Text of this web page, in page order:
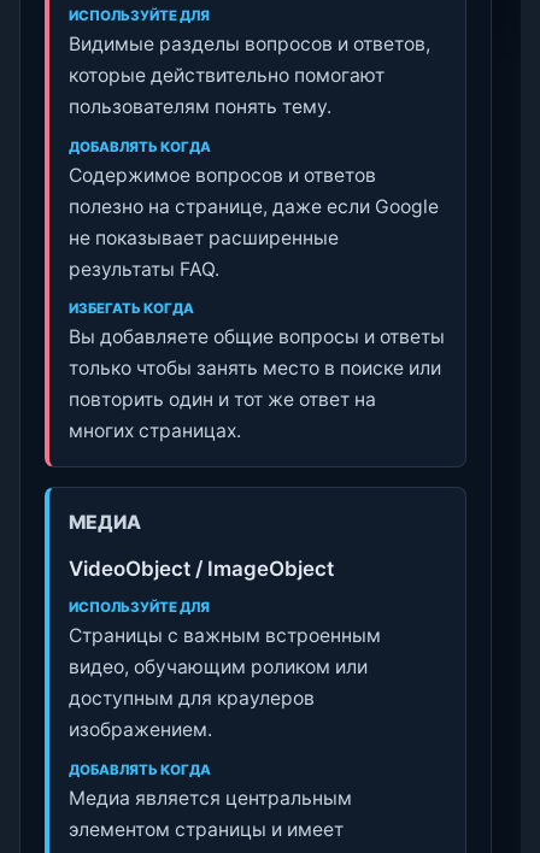
ИСПОЛЬЗУЙТЕ ДЛЯ
Видимые разделы вопросов и ответов,
которые действительно помогают
пользователям понять тему.
ДОБАВЛЯТЬ КОГДА
Содержимое вопросов и ответов
полезно на странице, даже если Google
не показывает расширенные
результаты FAQ.
ИЗБЕГАТЬ КОГДА
Вы добавляете общие вопросы и ответы
только чтобы занять место в поиске или
повторить один и тот же ответ на
многих страницах.
МЕДИА
VideoObject / ImageObject
ИСПОЛЬЗУЙТЕ ДЛЯ
Страницы с важным встроенным
видео, обучающим роликом или
доступным для краулеров
изображением.
ДОБАВЛЯТЬ КОГДА
Медиа является центральным
элементом страницы и имеет